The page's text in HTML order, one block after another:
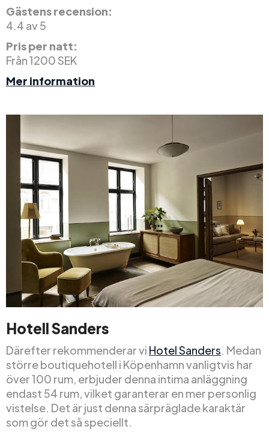
Gästens recension:
4.4 av 5
Pris per natt:
Från 1200 SEK
Mer information
Hotell Sanders
Därefter rekommenderar vi Hotel Sanders. Medan
större boutiquehotell i Köpenhamn vanligtvis har
över 100 rum, erbjuder denna intima anläggning
endast 54 rum, vilket garanterar en mer personlig
vistelse. Det är just denna särpräglade karaktär
som gör det så speciellt.